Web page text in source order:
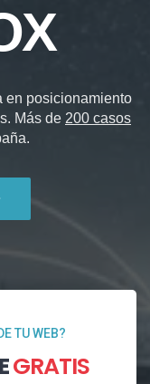
en posicionamiento
Más de 200 casos
TU WEB?
GRATIS